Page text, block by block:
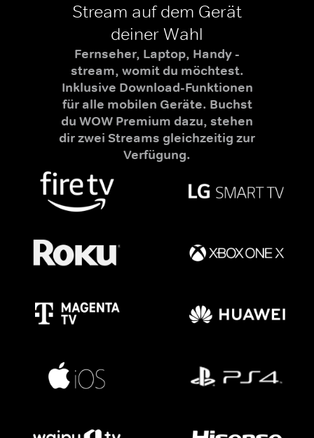
Stream auf dem Gerät
deiner Wahl
Fernseher, Laptop, Handy -
stream, womit du möchtest.
Inklusive Download-Funktionen
für alle mobilen Geräte. Buchst
du WOW Premium dazu, stehen
dir zwei Streams gleichzeitig zur
Verfügung.